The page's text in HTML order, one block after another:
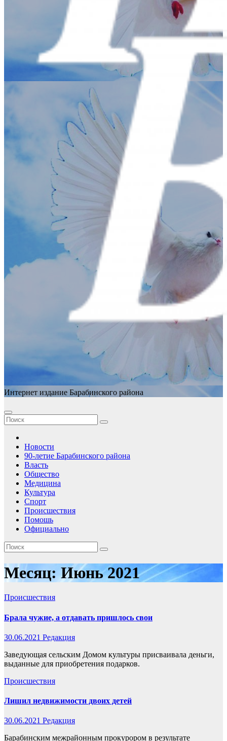
Интернет издание Барабинского района
Новости
90-летие Барабинского района
Власть
Общество
Медицина
Культура
Спорт
Происшествия
Помошь
Официально
Месяц:Июнь 2021
Происшествия
Брала чужие, а отдавать пришлось свои
30.06.2021 Редакция
Заведующая сельским Домом культуры присваивала деньги,
выданные для приобретения подарков.
Происшествия
Лишил недвижимости двоих детей
30.06.2021 Редакция
Барабинским межрайонным прокурором в результате